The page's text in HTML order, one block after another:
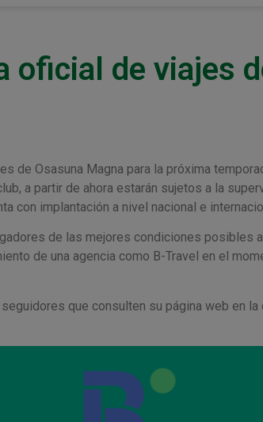
oficial de viajes
de Osasuna Magna para la próxima
a partir de ahora estarán sujetos a la
con implantación a nivel nacional e
de las mejores condiciones posibles
de una agencia como B-Travel en el
que consulten su página web en la